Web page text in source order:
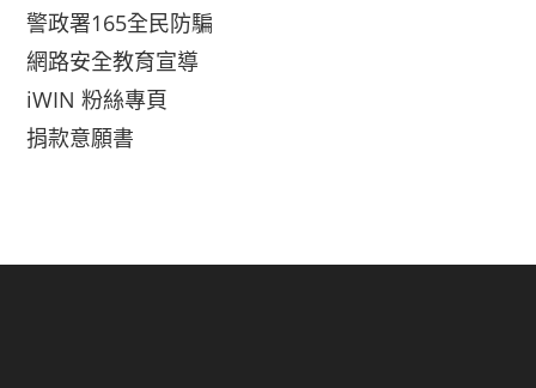
警政署165全民防騙
網路安全教育宣導
iWIN 粉絲專頁
捐款意願書